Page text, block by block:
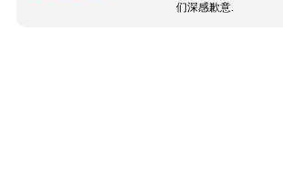
们深感歉意.